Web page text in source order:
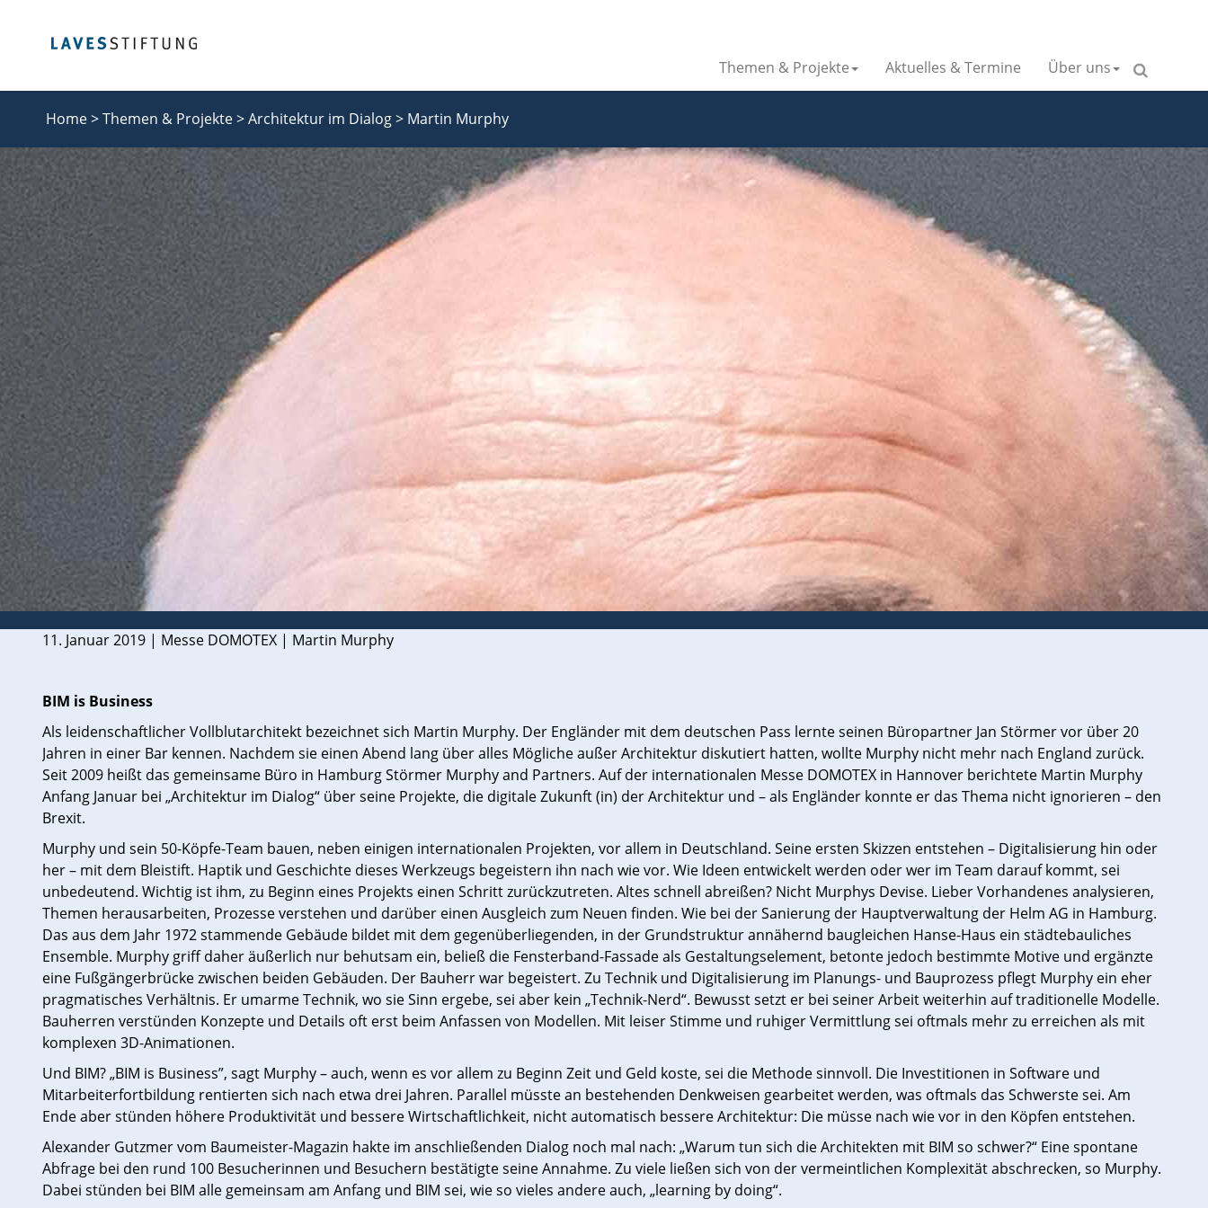
Themen & Projekte Aktuelles & Termine Über uns
Home >Themen & Projekte >Architektur im Dialog > Martin Murphy
11. Januar 2019 | Messe DOMOTEX | Martin Murphy
BIM is Business
Als leidenschaftlicher Vollblutarchitekt bezeichnet sich Martin Murphy. Der Engländer mit dem deutschen Pass lernte seinen Büropartner Jan Störmer vor über 20
Jahren in einer Bar kennen. Nachdem sie einen Abend lang über alles Mögliche außer Architektur diskutiert hatten, wollte Murphy nicht mehr nach England zurück.
Seit 2009 heißt das gemeinsame Büro in Hamburg Störmer Murphy and Partners. Auf der internationalen Messe DOMOTEX in Hannover berichtete Martin Murphy
Anfang Januar bei „Architektur im Dialog“ über seine Projekte, die digitale Zukunft (in) der Architektur und – als Engländer konnte er das Thema nicht ignorieren – den
Brexit.
Murphy und sein 50-Köpfe-Team bauen, neben einigen internationalen Projekten, vor allem in Deutschland. Seine ersten Skizzen entstehen – Digitalisierung hin oder
her – mit dem Bleistift. Haptik und Geschichte dieses Werkzeugs begeistern ihn nach wie vor. Wie Ideen entwickelt werden oder wer im Team darauf kommt, sei
unbedeutend. Wichtig ist ihm, zu Beginn eines Projekts einen Schritt zurückzutreten. Altes schnell abreißen? Nicht Murphys Devise. Lieber Vorhandenes analysieren,
Themen herausarbeiten, Prozesse verstehen und darüber einen Ausgleich zum Neuen finden. Wie bei der Sanierung der Hauptverwaltung der Helm AG in Hamburg.
Das aus dem Jahr 1972 stammende Gebäude bildet mit dem gegenüberliegenden, in der Grundstruktur annähernd baugleichen Hanse-Haus ein städtebauliches
Ensemble. Murphy griff daher äußerlich nur behutsam ein, beließ die Fensterband-Fassade als Gestaltungselement, betonte jedoch bestimmte Motive und ergänzte
eine Fußgängerbrücke zwischen beiden Gebäuden. Der Bauherr war begeistert. Zu Technik und Digitalisierung im Planungs- und Bauprozess pflegt Murphy ein eher
pragmatisches Verhältnis. Er umarme Technik, wo sie Sinn ergebe, sei aber kein „Technik-Nerd“. Bewusst setzt er bei seiner Arbeit weiterhin auf traditionelle Modelle.
Bauherren verstünden Konzepte und Details oft erst beim Anfassen von Modellen. Mit leiser Stimme und ruhiger Vermittlung sei oftmals mehr zu erreichen als mit
komplexen 3D-Animationen.
Und BIM? „BIM is Business”, sagt Murphy – auch, wenn es vor allem zu Beginn Zeit und Geld koste, sei die Methode sinnvoll. Die Investitionen in Software und
Mitarbeiterfortbildung rentierten sich nach etwa drei Jahren. Parallel müsste an bestehenden Denkweisen gearbeitet werden, was oftmals das Schwerste sei. Am
Ende aber stünden höhere Produktivität und bessere Wirtschaftlichkeit, nicht automatisch bessere Architektur: Die müsse nach wie vor in den Köpfen entstehen.
Alexander Gutzmer vom Baumeister-Magazin hakte im anschließenden Dialog noch mal nach: „Warum tun sich die Architekten mit BIM so schwer?“ Eine spontane
Abfrage bei den rund 100 Besucherinnen und Besuchern bestätigte seine Annahme. Zu viele ließen sich von der vermeintlichen Komplexität abschrecken, so Murphy.
Dabei stünden bei BIM alle gemeinsam am Anfang und BIM sei, wie so vieles andere auch, „learning by doing“.